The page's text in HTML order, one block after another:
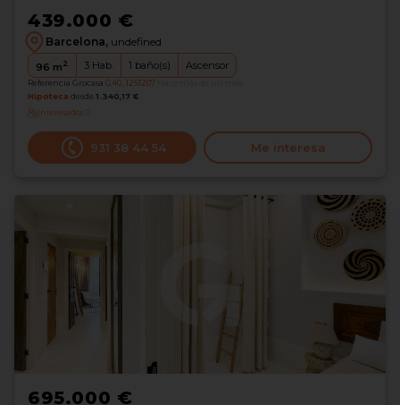
439.000 €
Barcelona, undefined
96 m2 3 Hab. 1 baño(s) Ascensor
Referencia Grocasa G40_1251207
Hipoteca desde 1.340,17 €
Interesados0
931 38 44 54 Me interesa
695.000 €